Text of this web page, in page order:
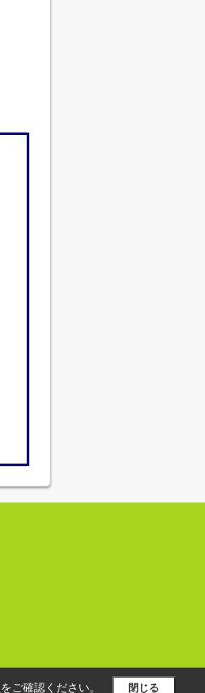
をご確認ください。 閉じる